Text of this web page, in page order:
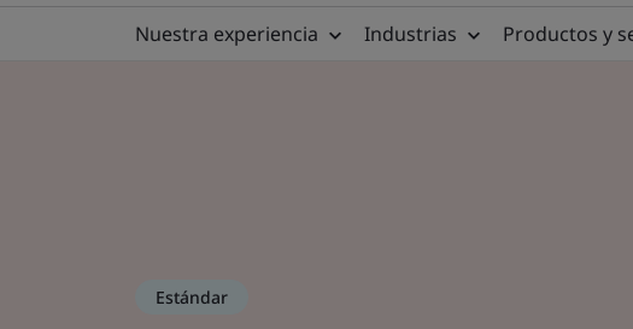
Nuestra experiencia Industrias Productos y
Estándar